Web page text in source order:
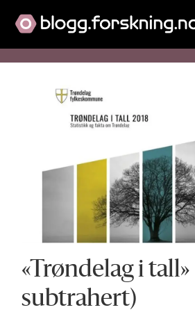
grenseland-
sørsamisk-
midt-
norge
«Trøndelag i
subtrahert)